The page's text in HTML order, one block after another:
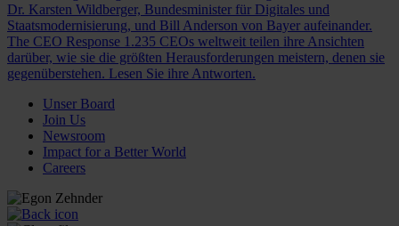
Dr. Karsten Wildberger, Bundesminister für Digitales und
Staatsmodernisierung, und Bill Anderson von Bayer aufeinander.
The CEO Response 1.235 CEOs weltweit teilen ihre Ansichten
darüber, wie sie die größten Herausforderungen meistern, denen sie
gegenüberstehen. Lesen Sie ihre Antworten.
Unser Board
Join Us
Newsroom
Impact for a Better World
Careers